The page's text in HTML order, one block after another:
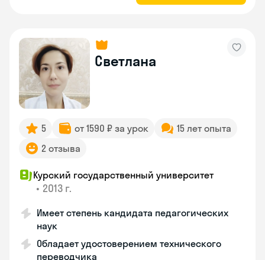
Светлана
5 от 1590 ₽ за урок
15 лет опыта
2 отзыва
Курский государственный университет
• 2013 г.
Имеет степень кандидата педагогических
наук
Обладает удостоверением технического
переводчика